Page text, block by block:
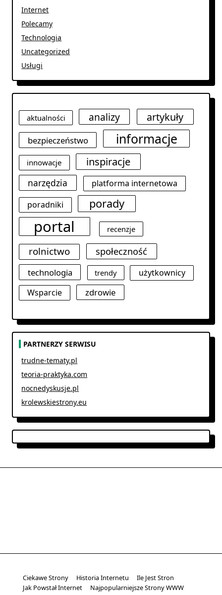
Internet
Polecamy
Technologia
Uncategorized
Usługi
aktualności analizy artykuły
bezpieczeństwo informacje
innowacje inspiracje
narzędzia
platforma internetowa
poradniki
porady
portal recenzje
rolnictwo społeczność
technologia trendy
użytkownicy
Wsparcie
zdrowie
PARTNERZY SERWISU
trudne-tematy.pl
teoria-praktyka.com
nocnedyskusje.pl
krolewskiestrony.eu
Ciekawe Strony Historia Internetu
Ile Jest Stron
Jak Powstał Internet
Najpopularniejsze Strony WWW